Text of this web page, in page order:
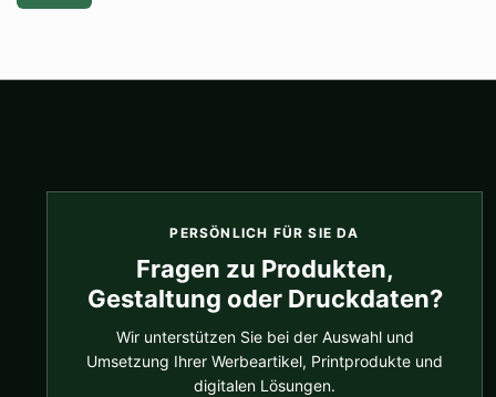
PERSÖNLICH FÜR SIE DA
Fragen zu Produkten,
Gestaltung oder Druckdaten?
Wir unterstützen Sie bei der Auswahl und
Umsetzung Ihrer Werbeartikel, Printprodukte und
digitalen Lösungen.